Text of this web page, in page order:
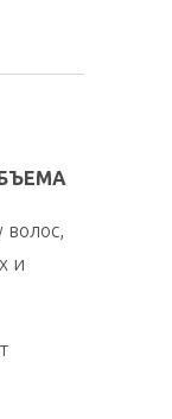
и